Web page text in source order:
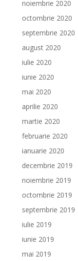
noiembrie 2020
octombrie 2020
septembrie 2020
august 2020
iulie 2020
iunie 2020
mai 2020
aprilie 2020
martie 2020
februarie 2020
ianuarie 2020
decembrie 2019
noiembrie 2019
octombrie 2019
septembrie 2019
iulie 2019
iunie 2019
mai 2019